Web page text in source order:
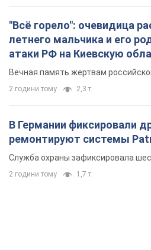
"Всё горело": очевидица
летнего мальчика и его
атаки РФ на Киевскую
Вечная память жертвам
2 години тому 2,3 т.
В Германии фиксировали
ремонтируют системы
Служба охраны зафиксировала
2 години тому 1,7 т.